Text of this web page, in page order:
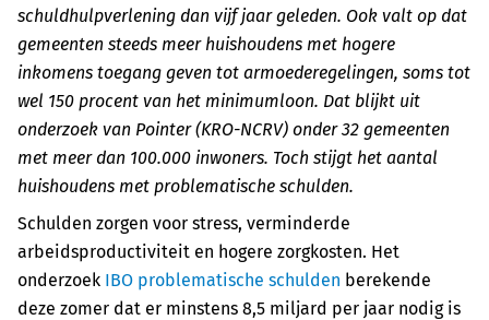
schuldhulpverlening dan vijf jaar geleden. Ook valt op dat
gemeenten steeds meer huishoudens met hogere
inkomens toegang geven tot armoederegelingen, soms tot
wel 150 procent van het minimumloon. Dat blijkt uit
onderzoek van Pointer (KRO-NCRV) onder 32 gemeenten
met meer dan 100.000 inwoners. Toch stijgt het aantal
huishoudens met problematische schulden.
Schulden zorgen voor stress, verminderde
arbeidsproductiviteit en hogere zorgkosten. Het
onderzoek IBO problematische schulden berekende
deze zomer dat er minstens 8,5 miljard per jaar nodig is